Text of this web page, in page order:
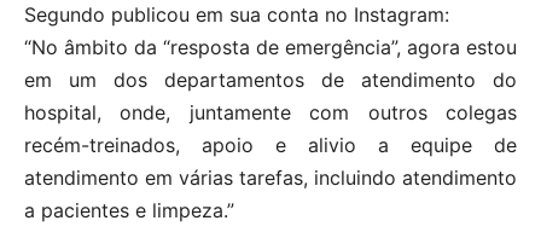
Segundo publicou em sua conta no Instagram:
“No âmbito da “resposta de emergência”, agora estou
em um dos departamentos de atendimento do
hospital, onde, juntamente com outros colegas
recém-treinados, apoio e alivio a equipe de
atendimento em várias tarefas, incluindo atendimento
a pacientes e limpeza.”